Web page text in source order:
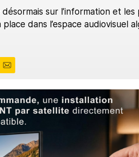
sur l’information et les
dans l’espace audiovisuel